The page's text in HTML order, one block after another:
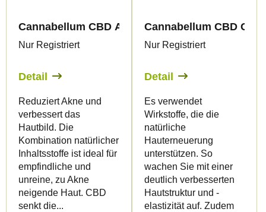
Cannabellum CBD Akne-Hautcreme, 50 ml -
Nur Registriert
Detail
Reduziert Akne und
verbessert das
Hautbild. Die
Kombination natürlicher
Inhaltsstoffe ist ideal für
empfindliche und
unreine, zu Akne
neigende Haut. CBD
senkt die...
Cannabellum CBD
Nur Registriert
Detail
Es verwendet
Wirkstoffe, die die
natürliche
Hauterneuerung
unterstützen. So
wachen Sie mit einer
deutlich verbesserten
Hautstruktur und -
elastizität auf. Zudem